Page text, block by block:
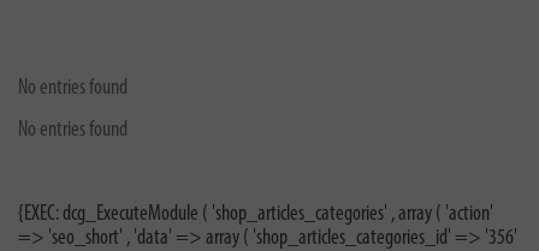
No entries found
No entries found
{EXEC: dcg_ExecuteModule ( 'shop_articles_categories' , array ( 'action'
=> 'seo_short' , 'data' => array ( 'shop_articles_categories_id' => '356'